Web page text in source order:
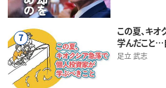
7
この夏、キ
学んだこと
足立 武志